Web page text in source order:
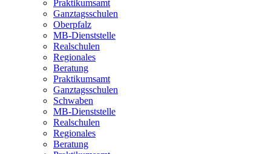
Praktikumsamt
Ganztagsschulen
Oberpfalz
MB-Dienststelle
Realschulen
Regionales
Beratung
Praktikumsamt
Ganztagsschulen
Schwaben
MB-Dienststelle
Realschulen
Regionales
Beratung